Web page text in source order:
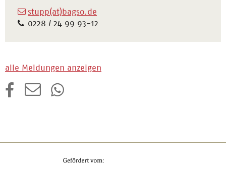
stupp(at)bagso.de
0228 / 24 99 93-12
alle Meldungen anzeigen